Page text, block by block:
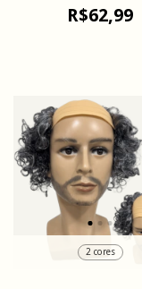
R$62,99
2 cores